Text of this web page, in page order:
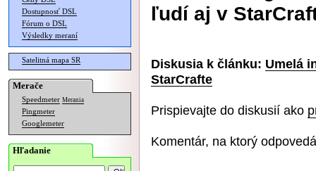
Dostupnosť DSL
Fórum o DSL
Výsledky meraní
Satelitná mapa SR
Merače
Speedmeter Merania
Pingmeter
Googlemeter
Hľadanie
ľudí aj v
Diskusia k článku: Umelá
StarCrafte
Prispievajte do diskusií ako
Komentár, na ktorý